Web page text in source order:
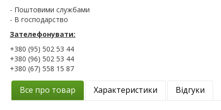
- Поштовими службами
- В господарство
Зателефонувати:
+380 (95) 502 53 44
+380 (96) 502 53 44
+380 (67) 558 15 87
Все про товар Характеристики Відгуки